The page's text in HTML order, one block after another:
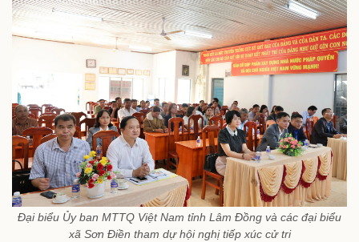
Đại biểu Ủy ban MTTQ Việt Nam tỉnh Lâm Đồng và các đại biểu
xã Sơn Điền tham dự hội nghị tiếp xúc cử tri